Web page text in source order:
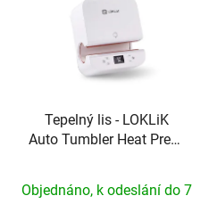
Tepelný lis - LOKLiK
Auto Tumbler Heat Press
Objednáno, k odeslání do 7